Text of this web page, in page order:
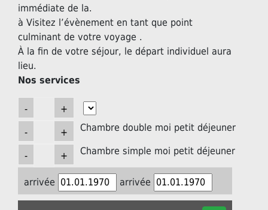
immédiate de la.
à Visitez l’évènement en tant que point
culminant de votre voyage .
À la fin de votre séjour, le départ individuel aura
lieu.
Nos services
Chambre double moi petit déjeuner
Chambre simple moi petit déjeuner
arrivée arrivée